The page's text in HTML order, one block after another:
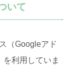
いて
（Googleアド
利用していま